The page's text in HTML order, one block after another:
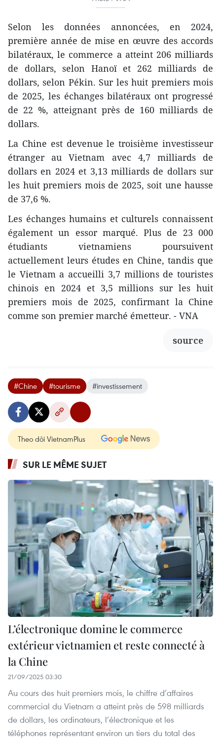
Selon les données annoncées, en 2024,
première année de mise en œuvre des accords
bilatéraux, le commerce a atteint 206 milliards
de dollars, selon Hanoï et 262 milliards de
dollars, selon Pékin. Sur les huit premiers mois
de 2025, les échanges bilatéraux ont progressé
de 22 %, atteignant près de 160 milliards de
dollars.
La Chine est devenue le troisième investisseur
étranger au Vietnam avec 4,7 milliards de
dollars en 2024 et 3,13 milliards de dollars sur
les huit premiers mois de 2025, soit une hausse
de 37,6 %.
Les échanges humains et culturels connaissent
également un essor marqué. Plus de 23 000
étudiants vietnamiens poursuivent
actuellement leurs études en Chine, tandis que
le Vietnam a accueilli 3,7 millions de touristes
chinois en 2024 et 3,5 millions sur les huit
premiers mois de 2025, confirmant la Chine
comme son premier marché émetteur. - VNA
source
#Chine #tourisme #investissement
Theo dõi VietnamPlus
SUR LE MÊME SUJET
L’électronique domine le commerce
extérieur vietnamien et reste connecté à
la Chine
21/09/2025 03:30
Au cours des huit premiers mois, le chiffre d’affaires
commercial du Vietnam a atteint près de 598 milliards
de dollars, les ordinateurs, l’électronique et les
téléphones représentant environ un tiers du total des